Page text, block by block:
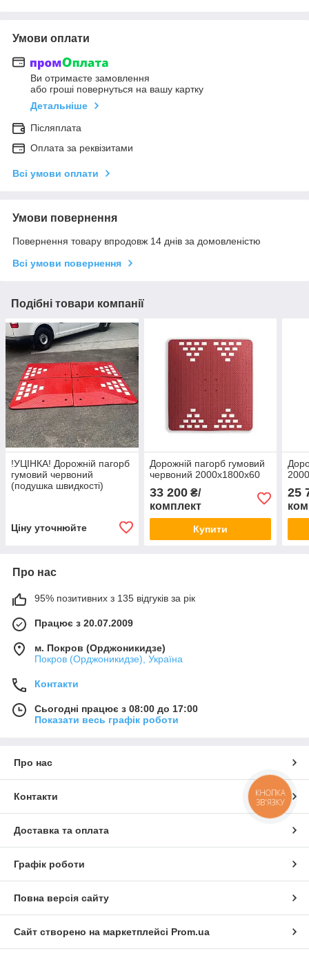
Умови оплати
Ви отримаєте замовлення
або гроші повернуться на вашу картку
Детальніше
Післяплата
Оплата за реквізитами
Всі умови оплати
Умови повернення
Повернення товару впродовж 14 днів за домовленістю
Всі умови повернення
Подібні товари компанії
!УЦІНКА! Дорожній пагорб
гумовий червоний
(подушка швидкості)
Ціну уточнюйте
Дорожній пагорб гумовий
червоний 2000х1800х60
33 200₴/
комплект
Купити
25
Про нас
95% позитивних з 135 відгуків за рік
Працює з 20.07.2009
м. Покров (Орджоникидзе)
Покров (Орджоникидзе), Україна
Контакти
Сьогодні працює з 08:00 до 17:00
Показати весь графік роботи
Про нас
Контакти
Доставка та оплата
Графік роботи
Повна версія сайту
Сайт створено на маркетплейсі Prom.ua
КНОПКА
ЗВ'ЯЗКУ